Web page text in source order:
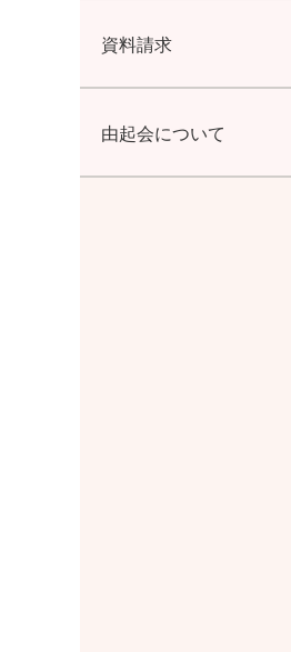
資料請求
由起会について